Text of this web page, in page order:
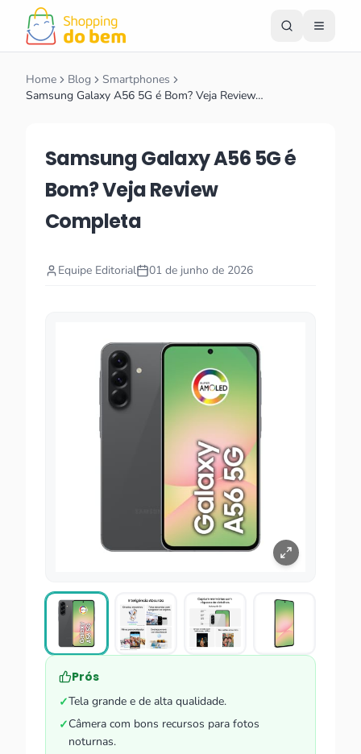
Home Blog
Smartphones
Samsung Galaxy A56 5G é Bom? Veja Review…
Samsung Galaxy A56 5G é
Bom? Veja Review
Completa
Equipe Editorial 01 de junho de 2026
Prós
✓Tela grande e de alta qualidade.
✓Câmera com bons recursos para fotos
noturnas.